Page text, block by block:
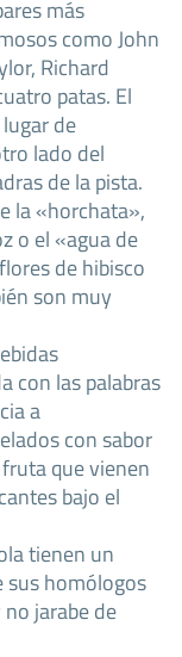
más
como John
Richard
patas. El
de
lado del
de la pista.
la «horchata»,
o el «agua de
de hibisco
son muy
con las palabras
a
con sabor
que vienen
bajo el
tienen un
sus homólogos
jarabe de